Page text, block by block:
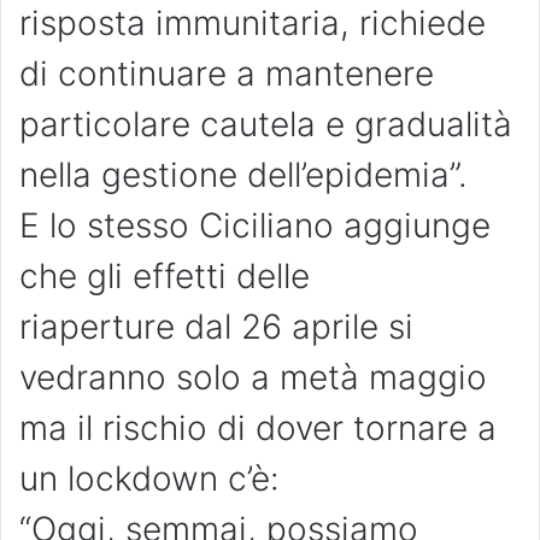
risposta immunitaria, richiede
di continuare a mantenere
particolare cautela e gradualità
nella gestione dell’epidemia”.
E lo stesso Ciciliano aggiunge
che gli effetti delle
riaperture dal 26 aprile si
vedranno solo a metà maggio
ma il rischio di dover tornare a
un lockdown c’è:
“Oggi, semmai, possiamo